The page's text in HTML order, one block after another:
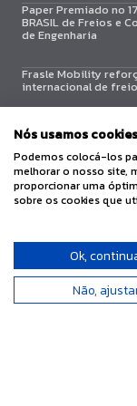
Paper Premiado no
BRASIL de Freios e
de Engenharia
Frasle Mobility
internacional de
Frasle Mobility
no primeiro trimestre
Nós usamos cookies
Podemos colocá-los
melhorar o nosso site,
proporcionar uma
sobre os cookies que
Ok,
Não,